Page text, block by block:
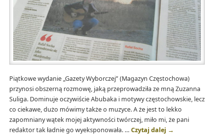
Piątkowe wydanie „Gazety Wyborczej” (Magazyn Częstochowa)
przynosi obszerną rozmowę, jaką przeprowadziła ze mną Zuzanna
Suliga. Dominuje oczywiście Abubaka i motywy częstochowskie, lecz
co ciekawe, dużo mówimy także o muzyce. A że jest to lekko
zapomniany wątek mojej aktywności twórczej, miło mi, że pani
redaktor tak ładnie go wyeksponowała. … Czytaj dalej →